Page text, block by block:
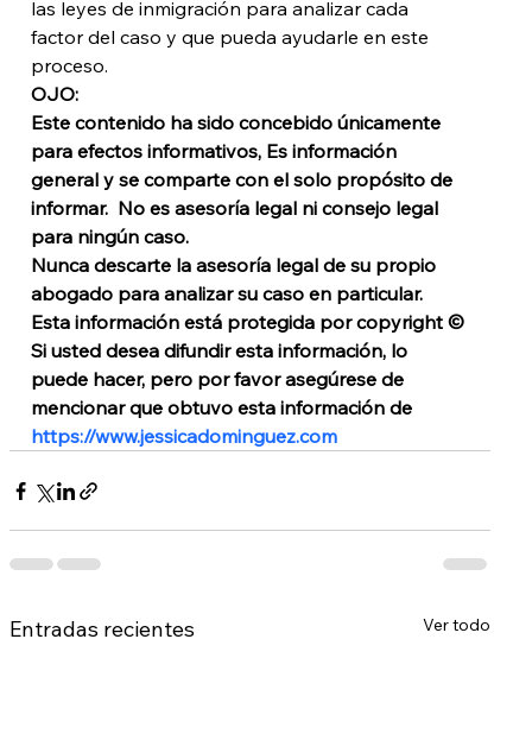
las leyes de inmigración para analizar cada
factor del caso y que pueda ayudarle en este
proceso.
OJO:
Este contenido ha sido concebido únicamente
para efectos informativos, Es información
general y se comparte con el solo propósito de
informar.  No es asesoría legal ni consejo legal
para ningún caso.
Nunca descarte la asesoría legal de su propio
abogado para analizar su caso en particular.
Esta información está protegida por copyright ©
Si usted desea difundir esta información, lo
puede hacer, pero por favor asegúrese de
mencionar que obtuvo esta información de
https://www.jessicadominguez.com
Entradas recientes Ver todo